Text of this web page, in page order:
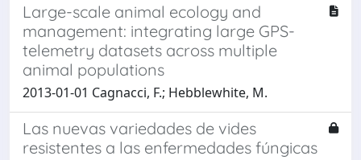
Large-scale animal ecology and
management: integrating large GPS-
telemetry datasets across multiple
animal populations
2013-01-01 Cagnacci, F.; Hebblewhite, M.
Las nuevas variedades de vides
resistentes a las enfermedades fúngicas